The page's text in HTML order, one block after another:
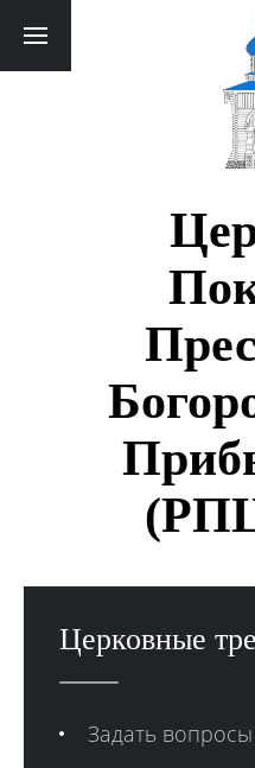
Церковные
Задать